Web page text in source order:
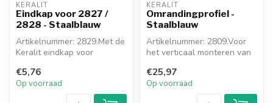
KERALIT
Eindkap voor 2827 /
2828 - Staalblauw
Artikelnummer: 2829.Met de
Keralit eindkap voor
de ond...
€5,76
Op voorraad
KERALIT
Omrandingprofiel -
Staalblauw
Artikelnummer: 2809.Voor
het verticaal monteren van
ondera...
€25,97
Op voorraad